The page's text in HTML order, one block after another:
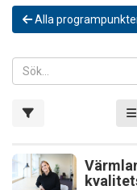
Alla